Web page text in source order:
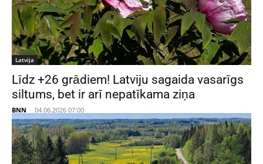
Latvija
Līdz +26 grādiem! Latviju sagaida vasarīgs
siltums, bet ir arī nepatīkama ziņa
BNN - 04.06.2026 07:00